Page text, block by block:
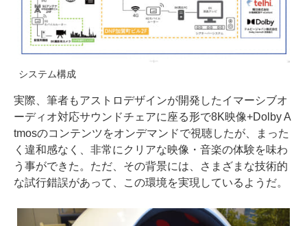
システム構成
実際、筆者もアストロデザインが開発したイマーシブオ
ーディオ対応サウンドチェアに座る形で8K映像+Dolby A
tmosのコンテンツをオンデマンドで視聴したが、まった
く違和感なく、非常にクリアな映像・音楽の体験を味わ
う事ができた。ただ、その背景には、さまざまな技術的
な試行錯誤があって、この環境を実現しているようだ。